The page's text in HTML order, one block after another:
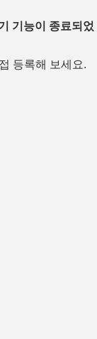
기능이 종료되었
등록해 보세요.